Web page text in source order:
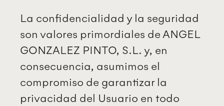
La confidencialidad y la seguridad
son valores primordiales de ANGEL
GONZALEZ PINTO, S.L. y, en
consecuencia, asumimos el
compromiso de garantizar la
privacidad del Usuario en todo